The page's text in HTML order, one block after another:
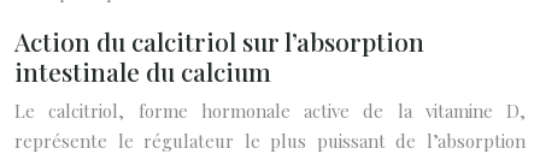
Action du calcitriol sur l’absorption
intestinale du calcium
Le calcitriol, forme hormonale active de la vitamine D,
représente le régulateur le plus puissant de l’absorption